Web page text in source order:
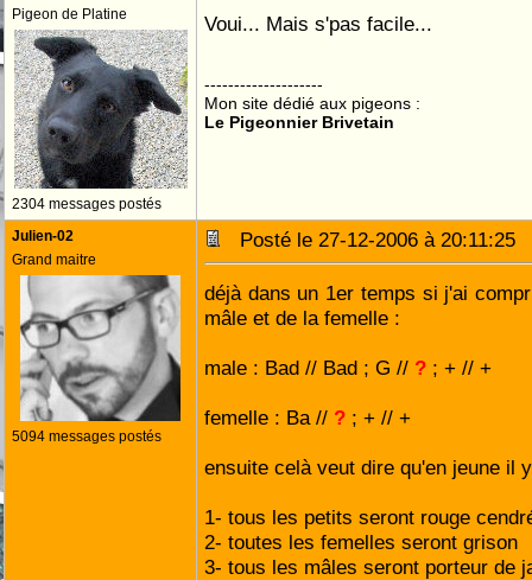
Pigeon de Platine
2304 messages postés
Voui... Mais s'pas facile...
--------------------
Mon site dédié aux pigeons :
Le Pigeonnier Brivetain
Julien-02
Grand maitre
5094 messages postés
Posté le 27-12-2006 à 20:11:25
déjà dans un 1er temps si j'ai
mâle et de la femelle :
male : Bad // Bad ; G // ? ; + // +
femelle : Ba // ? ; + // +
ensuite celà veut dire qu'en jeune il
1- tous les petits seront rouge
2- toutes les femelles seront grison
3- tous les mâles seront porteur de